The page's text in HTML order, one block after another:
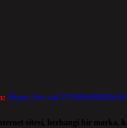
Skype: live:.cid.575569c608265c69
sitesi, herhangi bir marka,